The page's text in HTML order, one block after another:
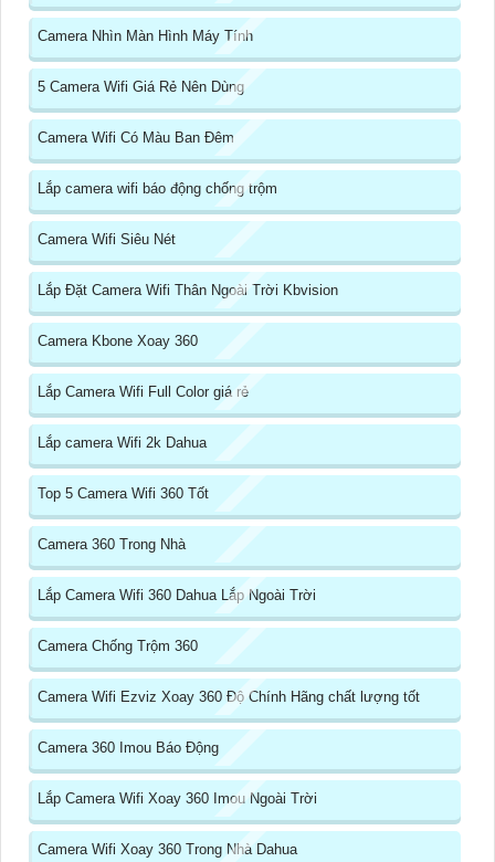
Camera Nhìn Màn Hình Máy Tính
5 Camera Wifi Giá Rẻ Nên Dùng
Camera Wifi Có Màu Ban Đêm
Lắp camera wifi báo động chống trộm
Camera Wifi Siêu Nét
Lắp Đặt Camera Wifi Thân Ngoài Trời Kbvision
Camera Kbone Xoay 360
Lắp Camera Wifi Full Color giá rẻ
Lắp camera Wifi 2k Dahua
Top 5 Camera Wifi 360 Tốt
Camera 360 Trong Nhà
Lắp Camera Wifi 360 Dahua Lắp Ngoài Trời
Camera Chống Trộm 360
Camera Wifi Ezviz Xoay 360 Độ Chính Hãng chất lượng tốt
Camera 360 Imou Báo Động
Lắp Camera Wifi Xoay 360 Imou Ngoài Trời
Camera Wifi Xoay 360 Trong Nhà Dahua